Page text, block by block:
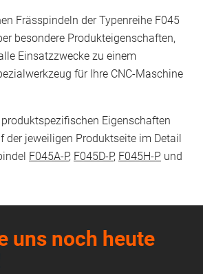
Frässpindeln der Typenreihe F045
besondere Produkteigenschaften,
Einsatzzwecke zu einem
für Ihre CNC-Maschine
Eigenschaften
der jeweiligen Produktseite im Detail
F045A-P, F045D-P, F045H-P und
uns noch heute